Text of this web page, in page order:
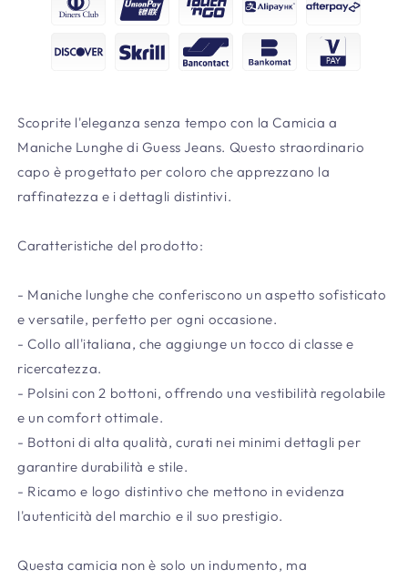
Scoprite l'eleganza senza tempo con la Camicia a
Maniche Lunghe di Guess Jeans. Questo straordinario
capo è progettato per coloro che apprezzano la
raffinatezza e i dettagli distintivi.
Caratteristiche del prodotto:
- Maniche lunghe che conferiscono un aspetto sofisticato
e versatile, perfetto per ogni occasione.
- Collo all'italiana, che aggiunge un tocco di classe e
ricercatezza.
- Polsini con 2 bottoni, offrendo una vestibilità regolabile
e un comfort ottimale.
- Bottoni di alta qualità, curati nei minimi dettagli per
garantire durabilità e stile.
- Ricamo e logo distintivo che mettono in evidenza
l'autenticità del marchio e il suo prestigio.
Questa camicia non è solo un indumento, ma